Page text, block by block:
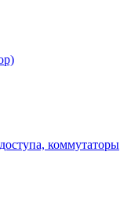
коммутаторы